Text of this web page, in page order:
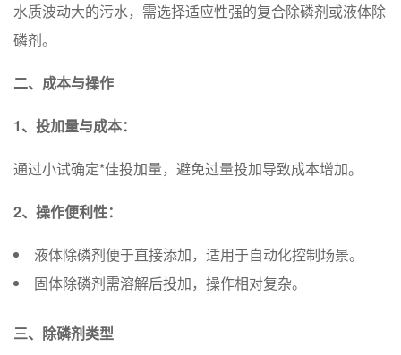
水质波动大的污水，需选择适应性强的复合除磷剂或液体除
磷剂。
二、成本与操作
1、投加量与成本：
通过小试确定*佳投加量，避免过量投加导致成本增加。
2、操作便利性：
液体除磷剂便于直接添加，适用于自动化控制场景。
固体除磷剂需溶解后投加，操作相对复杂。
三、除磷剂类型